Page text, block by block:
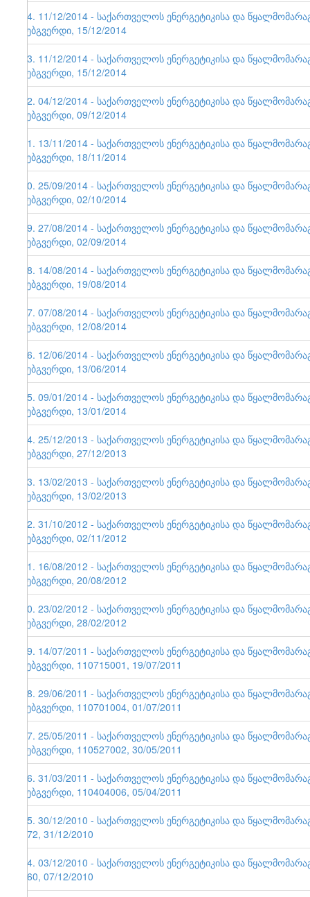
64. 11/12/2014 - საქართველოს ენერგეტიკისა და
ვებგვერდი, 15/12/2014
63. 11/12/2014 - საქართველოს ენერგეტიკისა და
ვებგვერდი, 15/12/2014
62. 04/12/2014 - საქართველოს ენერგეტიკისა და
ვებგვერდი, 09/12/2014
61. 13/11/2014 - საქართველოს ენერგეტიკისა და
ვებგვერდი, 18/11/2014
60. 25/09/2014 - საქართველოს ენერგეტიკისა და
ვებგვერდი, 02/10/2014
59. 27/08/2014 - საქართველოს ენერგეტიკისა და
ვებგვერდი, 02/09/2014
58. 14/08/2014 - საქართველოს ენერგეტიკისა და
ვებგვერდი, 19/08/2014
57. 07/08/2014 - საქართველოს ენერგეტიკისა და
ვებგვერდი, 12/08/2014
56. 12/06/2014 - საქართველოს ენერგეტიკისა და
ვებგვერდი, 13/06/2014
55. 09/01/2014 - საქართველოს ენერგეტიკისა და
ვებგვერდი, 13/01/2014
54. 25/12/2013 - საქართველოს ენერგეტიკისა და
ვებგვერდი, 27/12/2013
53. 13/02/2013 - საქართველოს ენერგეტიკისა და
ვებგვერდი, 13/02/2013
52. 31/10/2012 - საქართველოს ენერგეტიკისა და
ვებგვერდი, 02/11/2012
51. 16/08/2012 - საქართველოს ენერგეტიკისა და
ვებგვერდი, 20/08/2012
50. 23/02/2012 - საქართველოს ენერგეტიკისა და
ვებგვერდი, 28/02/2012
49. 14/07/2011 - საქართველოს ენერგეტიკისა და
ვებგვერდი, 110715001, 19/07/2011
48. 29/06/2011 - საქართველოს ენერგეტიკისა და
ვებგვერდი, 110701004, 01/07/2011
47. 25/05/2011 - საქართველოს ენერგეტიკისა და
ვებგვერდი, 110527002, 30/05/2011
46. 31/03/2011 - საქართველოს ენერგეტიკისა და
ვებგვერდი, 110404006, 05/04/2011
45. 30/12/2010 - საქართველოს ენერგეტიკისა და
172, 31/12/2010
44. 03/12/2010 - საქართველოს ენერგეტიკისა და
160, 07/12/2010